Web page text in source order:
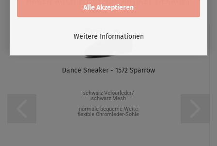
Alle Akzeptieren
Weitere Informationen
Dance Sneaker - 1572 Sparrow
schwarz Velourleder/
schwarz Mesh
normale-bequeme Weite
flexible Chromleder-Sohle